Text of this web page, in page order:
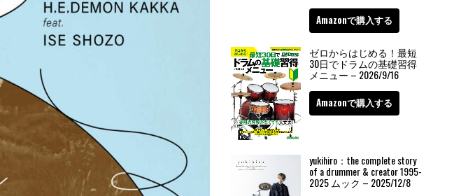
Amazonで購入する
ゼロからはじめる！最短
30日でドラムの基礎習得
メニュー – 2026/9/16
Amazonで購入する
yukihiro：the complete story
of a drummer & creator 1995-
2025 ムック – 2025/12/8